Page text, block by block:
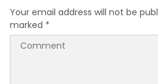
Your email address will not be
marked *